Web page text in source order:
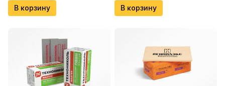
В корзину
В корзину